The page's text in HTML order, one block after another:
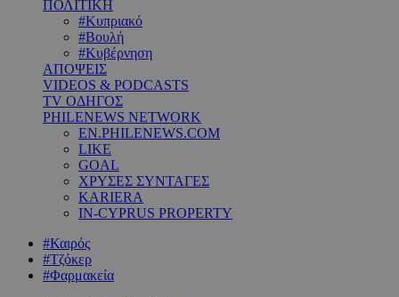
ΠΟΛΙΤΙΚΗ
#Κυπριακό
#Βουλή
#Κυβέρνηση
ΑΠΟΨΕΙΣ
VIDEOS & PODCASTS
TV ΟΔΗΓΟΣ
PHILENEWS NETWORK
EN.PHILENEWS.COM
LIKE
GOAL
ΧΡΥΣΕΣ ΣΥΝΤΑΓΕΣ
KARIERA
IN-CYPRUS PROPERTY
#Καιρός
#Τζόκερ
#Φαρμακεία